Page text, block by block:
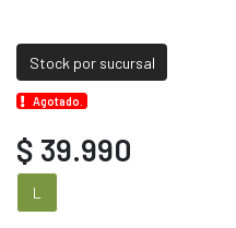
Stock por sucursal
Agotado.
$ 39.990
L